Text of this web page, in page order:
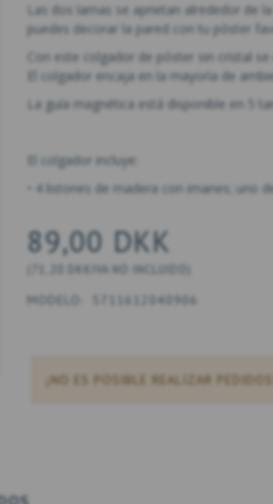
Las dos lamas se aprietan alrededor de
puedes decorar la pared con tu póster
Con este colgador de póster sin cristal
El colgador encaja en la mayoría de
La guía magnética está disponible en 5
El colgador incluye:
• 4 listones de madera con imanes; uno
89,00 DKK
71,20 DKK IVA NO INCLUIDO
MODELO: 5711612040906
¡NO ES POSIBLE REALIZAR PEDIDOS!